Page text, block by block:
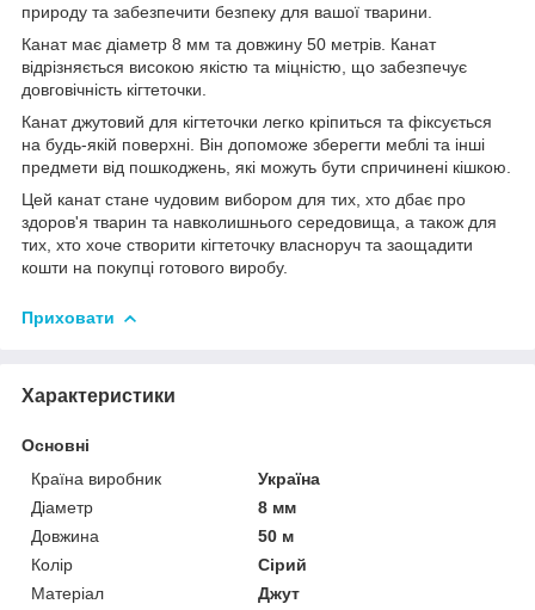
природу та забезпечити безпеку для вашої тварини.
Канат має діаметр 8 мм та довжину 50 метрів. Канат
відрізняється високою якістю та міцністю, що забезпечує
довговічність кігтеточки.
Канат джутовий для кігтеточки легко кріпиться та фіксується
на будь-якій поверхні. Він допоможе зберегти меблі та інші
предмети від пошкоджень, які можуть бути спричинені кішкою.
Цей канат стане чудовим вибором для тих, хто дбає про
здоров'я тварин та навколишнього середовища, а також для
тих, хто хоче створити кігтеточку власноруч та заощадити
кошти на покупці готового виробу.
Приховати
Характеристики
Основні
Країна виробник
Україна
Діаметр
8 мм
Довжина
50 м
Колір
Сірий
Матеріал
Джут